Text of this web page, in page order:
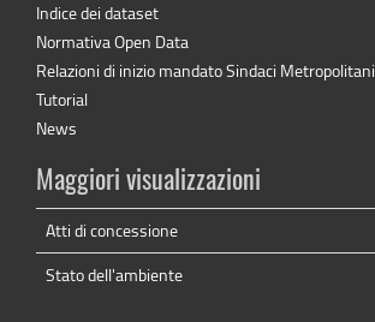
Indice dei dataset
Normativa Open Data
Relazioni di inizio mandato Sindaci Metropolitani
Tutorial
News
Maggiori visualizzazioni
Atti di concessione
Stato dell'ambiente